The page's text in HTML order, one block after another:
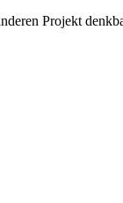
Projekt